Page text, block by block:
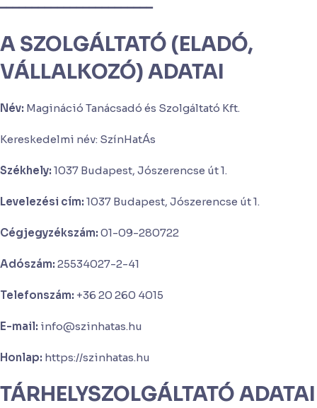
━━━━━━━━━━━━━━━━━━━━━━━━
A SZOLGÁLTATÓ (ELADÓ,
VÁLLALKOZÓ) ADATAI
Név: Magináció Tanácsadó és Szolgáltató Kft.
Kereskedelmi név: SzínHatÁs
Székhely: 1037 Budapest, Jószerencse út 1.
Levelezési cím: 1037 Budapest, Jószerencse út 1.
Cégjegyzékszám: 01-09-280722
Adószám: 25534027-2-41
Telefonszám: +36 20 260 4015
E-mail: info@szinhatas.hu
Honlap: https://szinhatas.hu
TÁRHELYSZOLGÁLTATÓ ADATAI